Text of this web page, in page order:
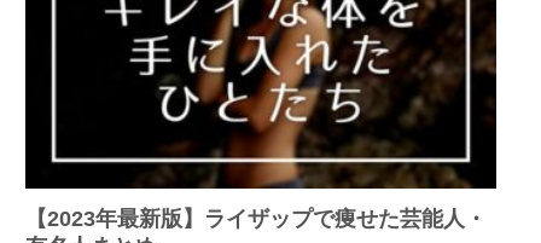
【2023年最新版】ライザップで痩せた芸能人・